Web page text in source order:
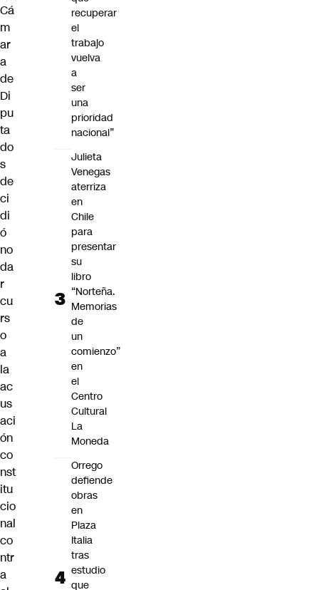
Cá
m
ar
a
de
Di
pu
ta
do
s
de
ci
di
ó
no
da
r
cu
rs
o
a
la
ac
us
aci
ón
co
nst
itu
cio
nal
co
ntr
a
recuperar
el
trabajo
vuelva
a
ser
una
prioridad
nacional”
Julieta
Venegas
aterriza
en
Chile
para
presentar
su
libro
“Norteña.
Memorias
de
un
comienzo”
en
el
Centro
Cultural
La
Moneda
Orrego
defiende
obras
en
Plaza
Italia
tras
estudio
que